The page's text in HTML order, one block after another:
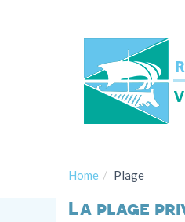
Home Plage
La plage